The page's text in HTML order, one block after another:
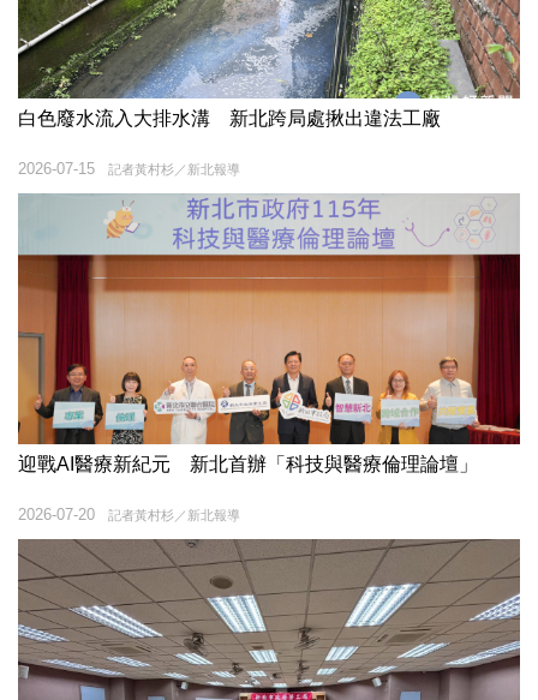
白色廢水流入大排水溝 新北跨局處揪出違法工廠
記者黃村杉／新北報導
2026-07-15
迎戰AI醫療新紀元 新北首辦「科技與醫療倫理論壇」
記者黃村杉／新北報導
2026-07-20